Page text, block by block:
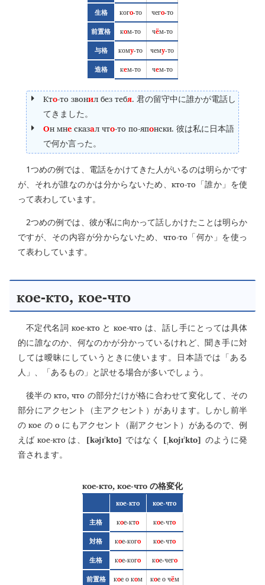
生格 кого-то чего-то
前置格 ком-то чём-то
与格 кому-то чему-то
造格 кем-то чем-то
Кто-то звонил без тебя. 君の留守中に誰かが電話し
てきました。
Он мнесказал что-то по-японски. 彼は私に日本語
で何か言った。
1つめの例では、電話をかけてきた人がいるのは明らかです
が、それが誰なのかは分からないため、кто-то 「誰か」を使
って表わしています。
2つめの例では、彼が私に向かって話しかけたことは明らか
ですが、その内容が分からないため、 что-то 「何か」を使っ
て表わしています。
кое-кто, кое-что
不定代名詞 кое-кто とкое-что は、話し手にとっては具体
的に誰なのか、何なのかが分かっているけれど、聞き手に対
しては曖昧にしていうときに使います。日本語では「ある
人」、「あるもの」と訳せる場合が多いでしょう。
後半の кто, что の部分だけが格に合わせて変化して、その
部分にアクセント（主アクセント）があります。しかし前半
のкое のо にもアクセント（副アクセント）があるので、例
えばкое-кто は、 [kəjɪˈkto] ではなく [ˌkojɪˈkto] のように発
音されます。
кое-кто, кое-что の格変化
кое-кто кое-что
主格 кое-кто кое-что
対格 кое-кого кое-что
生格 кое-кого кое-чего
前置格 кое о ком кое о чём